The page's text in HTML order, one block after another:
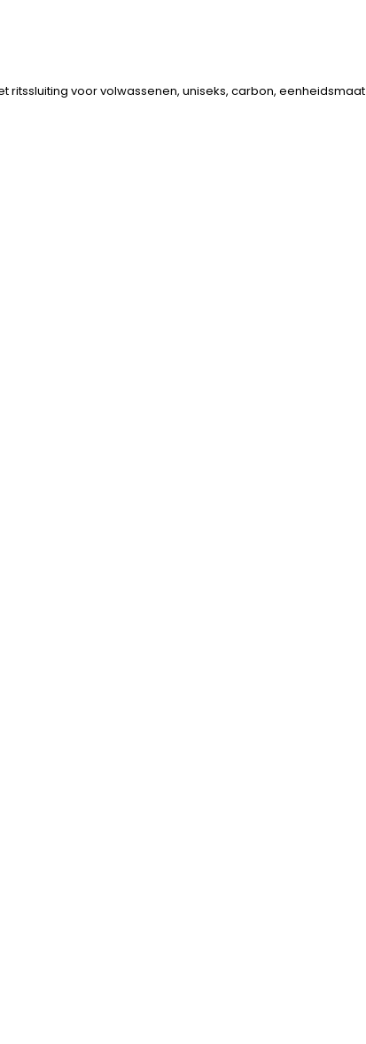
ritssluiting voor volwassenen, uniseks, carbon, eenheidsmaat